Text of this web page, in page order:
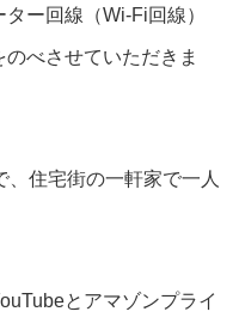
ー回線（Wi-Fi回線）
べさせていただきま
住宅街の一軒家で一人
とアマゾンプライ